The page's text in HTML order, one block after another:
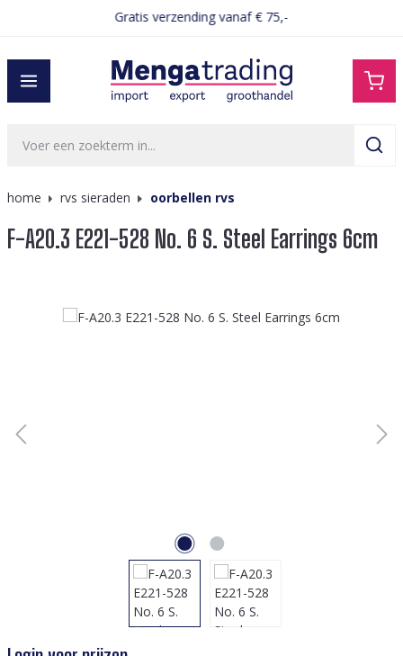
Gratis verzending vanaf € 75,-
home rvs sieraden oorbellen rvs
F-A20.3 E221-528 No. 6 S. Steel Earrings 6cm
Afbeeldingengalerij overslaan